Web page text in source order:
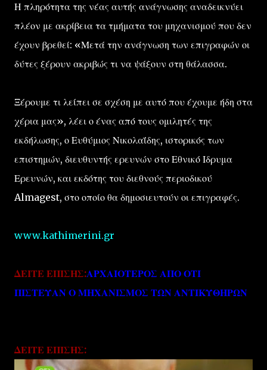
Η πληρότητα της νέας αυτής ανάγνωσης αναδεικνύει
πλέον με ακρίβεια τα τμήματα του μηχανισμού που δεν
έχουν βρεθεί: «Μετά την ανάγνωση των επιγραφών οι
δύτες ξέρουν ακριβώς τι να ψάξουν στη θάλασσα.
Ξέρουμε τι λείπει σε σχέση με αυτό που έχουμε ήδη στα
χέρια μας», λέει ο ένας από τους ομιλητές της
εκδήλωσης, ο Ευθύμιος Νικολαΐδης, ιστορικός των
επιστημών, διευθυντής ερευνών στο Εθνικό Ιδρυμα
Ερευνών, και εκδότης του διεθνούς περιοδικού
Almagest, στο οποίο θα δημοσιευτούν οι επιγραφές.
www.kathimerini.gr
ΔΕΙΤΕ ΕΠΙΣΗΣ:ΑΡΧΑΙΟΤΕΡΟΣ ΑΠΟ ΟΤΙ
ΠΙΣΤΕΥΑΝ Ο ΜΗΧΑΝΙΣΜΟΣ ΤΩΝ ΑΝΤΙΚΥΘΗΡΩΝ
ΔΕΙΤΕ ΕΠΙΣΗΣ: